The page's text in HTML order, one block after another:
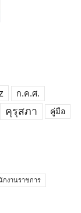
ก.ค.ศ.
คุรุสภา คู่มือ
กงานราชการ